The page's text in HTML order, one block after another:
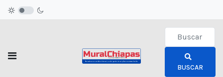
Type 2 or
BUSCAR